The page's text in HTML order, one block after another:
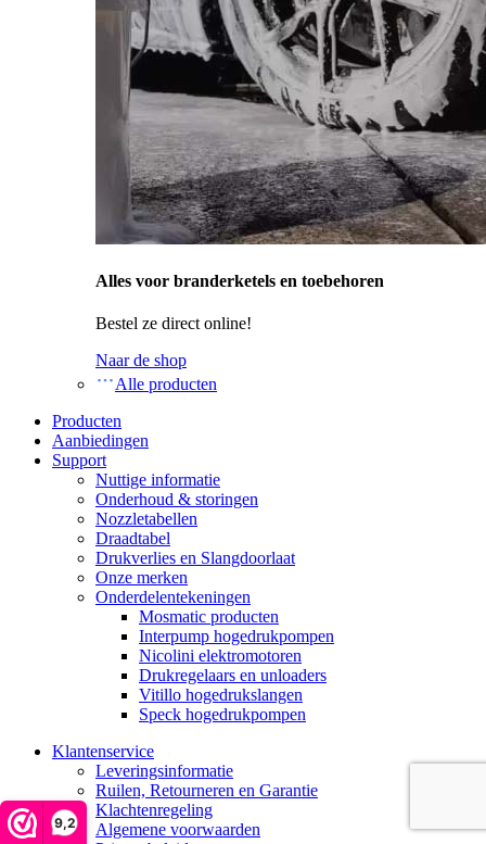
9,2
Alles voor branderketels en toebehoren
Bestel ze direct online!
Naar de shop
Alle producten
Producten
Aanbiedingen
Support
Nuttige informatie
Onderhoud & storingen
Nozzletabellen
Draadtabel
Drukverlies en Slangdoorlaat
Onze merken
Onderdelentekeningen
Mosmatic producten
Interpump hogedrukpompen
Nicolini elektromotoren
Drukregelaars en unloaders
Vitillo hogedrukslangen
Speck hogedrukpompen
Klantenservice
Leveringsinformatie
Ruilen, Retourneren en Garantie
Klachtenregeling
Algemene voorwaarden